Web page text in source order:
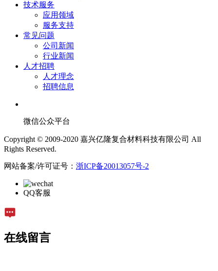
技术服务
应用领域
服务支持
常见问题
公司新闻
行业新闻
人才招聘
人才理念
招聘信息
微信公众平台
Copyright © 2009-2020 嘉兴亿隆复合材料科技有限公司 All
Rights Reserved.
网站备案/许可证号： 浙ICP备20013057号-2
QQ客服
在线留言